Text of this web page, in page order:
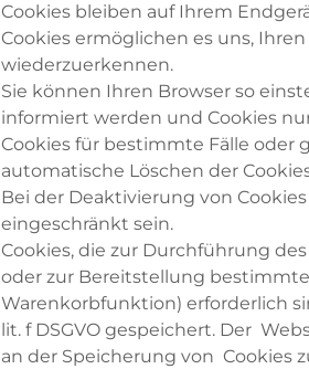
Cookies bleiben auf Ihrem
Cookies ermöglichen es uns,
wiederzuerkennen.
Sie können Ihren Browser so
informiert werden und Cookies
Cookies für bestimmte Fälle oder
automatische Löschen der
Bei der Deaktivierung von
eingeschränkt sein.
Cookies, die zur Durchführung
oder zur Bereitstellung
Warenkorbfunktion) erforderlich
lit. f DSGVO gespeichert. Der
an der Speicherung von Cookies